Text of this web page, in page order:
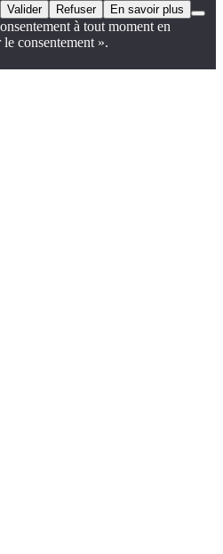
Valider Refuser En savoir plus
à tout moment en
consentement ».